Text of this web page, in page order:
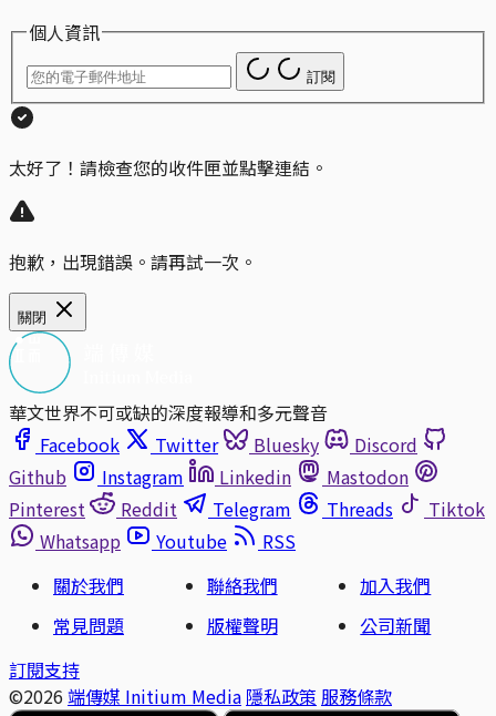
個人資訊
訂閱
太好了！請檢查您的收件匣並點擊連結。
抱歉，出現錯誤。請再試一次。
關閉
華文世界不可或缺的深度報導和多元聲音
Facebook
Twitter Bluesky
Discord
Github
Instagram Linkedin
Mastodon
Pinterest
Reddit Telegram Threads
Tiktok
Whatsapp
Youtube
RSS
關於我們
聯絡我們
加入我們
常見問題
版權聲明
公司新聞
訂閱支持
©2026 端傳媒 Initium Media 隱私政策 服務條款